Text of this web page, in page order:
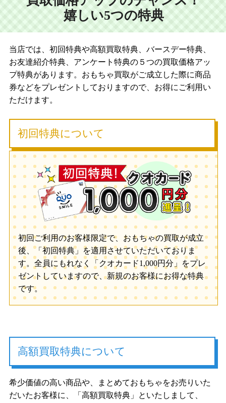
嬉しい5つの特典
当店では、初回特典や高額買取特典、バースデー特典、
お友達紹介特典、アンケート特典の５つの買取価格アッ
プ特典があります。おもちゃ買取がご成立した際に商品
券などをプレゼントしておりますので、お得にご利用い
ただけます。
初回特典について
初回ご利用のお客様限定で、おもちゃの買取が成立
後、「初回特典」を適用させていただいておりま
す。全員にもれなく「クオカード1,000円分」をプレ
ゼントしていますので、新規のお客様にお得な特典
です。
高額買取特典について
希少価値の高い商品や、まとめておもちゃをお売りいた
だいたお客様に、「高額買取特典」といたしまして、